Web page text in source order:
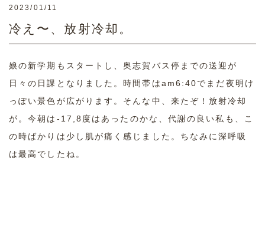
2023/01/11
冷え〜、放射冷却。
娘の新学期もスタートし、奥志賀バス停までの送迎が
日々の日課となりました。時間帯はam6:40でまだ夜明け
っぽい景色が広がります。そんな中、来たぞ！放射冷却
が。今朝は-17,8度はあったのかな、代謝の良い私も、こ
の時ばかりは少し肌が痛く感じました。ちなみに深呼吸
は最高でしたね。